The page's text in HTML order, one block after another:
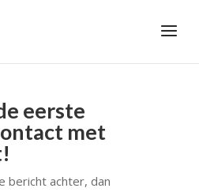
eerste
met
bericht achter, dan